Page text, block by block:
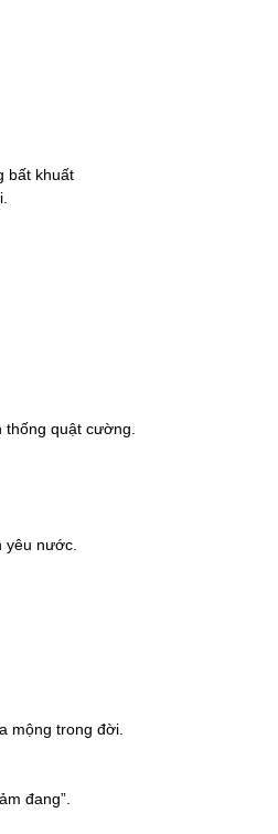
bất khuất
quật cường.
yêu nước.
mộng trong đời.
đang”.